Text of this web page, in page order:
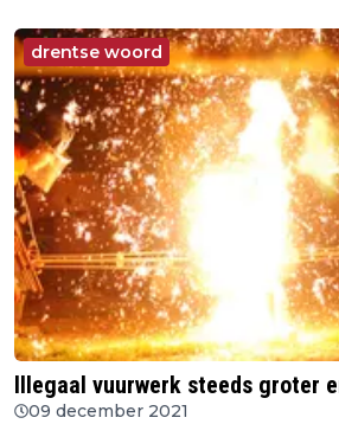
drentse woord
Illegaal vuurwerk steeds groter
09 december 2021